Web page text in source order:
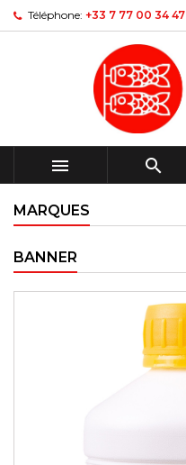
Téléphone: +33 7 77 00 34 47
 
MARQUES
BANNER